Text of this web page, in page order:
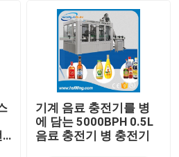
기계 음료 충전기를 병
에 담는 5000BPH 0.5L
음료 충전기 병 충전기